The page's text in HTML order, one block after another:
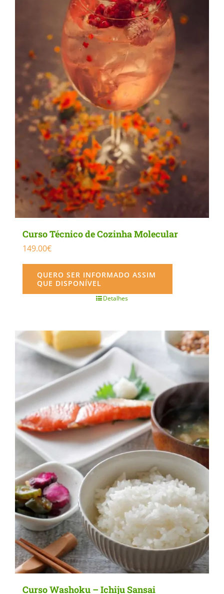
Curso Técnico de Cozinha Molecular
149.00€
QUERO SER INFORMADO ASSIM
QUE DISPONÍVEL
Detalhes
Curso Washoku – Ichiju Sansai